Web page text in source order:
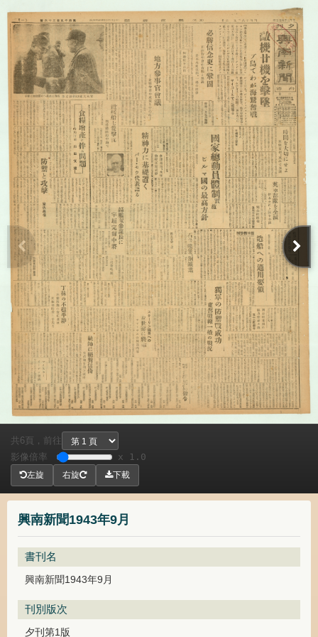
興南新聞1943年9月
書刊名
興南新聞1943年9月
刊別版次
夕刊第1版
共 6頁，
前往
影像倍率
x 1.0
左旋 右旋 下載